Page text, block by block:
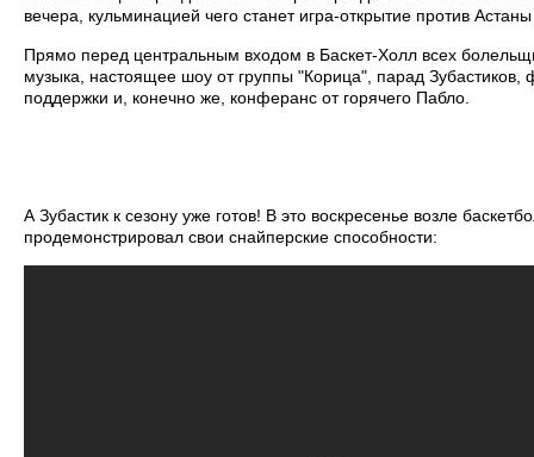
вечера, кульминацией чего станет игра-открытие против
Прямо перед центральным входом в Баскет-Холл всех
музыка, настоящее шоу от группы "Корица", парад Зубастиков,
поддержки и, конечно же, конферанс от горячего Пабло.
А Зубастик к сезону уже готов! В это воскресенье возле
продемонстрировал свои снайперские способности: